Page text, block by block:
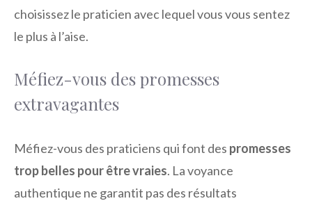
choisissez le praticien avec lequel vous vous sentez
le plus à l’aise.
Méfiez-vous des promesses
extravagantes
Méfiez-vous des praticiens qui font des promesses
trop belles pour être vraies. La voyance
authentique ne garantit pas des résultats